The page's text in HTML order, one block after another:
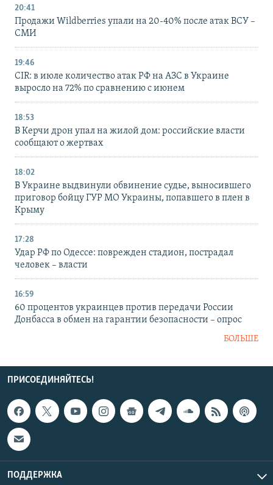
20:41
Продажи Wildberries упали на 20-40% после атак ВСУ –
СМИ
19:46
CIR: в июле количество атак РФ на АЗС в Украине
выросло на 72% по сравнению с июнем
18:53
В Керчи дрон упал на жилой дом: российские власти
сообщают о жертвах
18:02
В Украине выдвинули обвинение судье, выносившего
приговор бойцу ГУР МО Украины, попавшего в плен в
Крыму
17:28
Удар РФ по Одессе: поврежден стадион, пострадал
человек – власти
16:59
60 процентов украинцев против передачи России
Донбасса в обмен на гарантии безопасности – опрос
БОЛЬШЕ
ПРИСОЕДИНЯЙТЕСЬ!
ПОДДЕРЖКА